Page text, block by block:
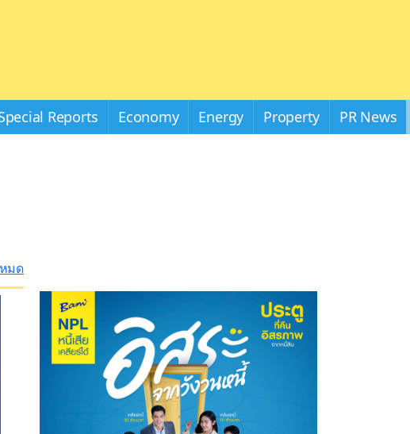
Reports Economy Energy Property PR News
มด